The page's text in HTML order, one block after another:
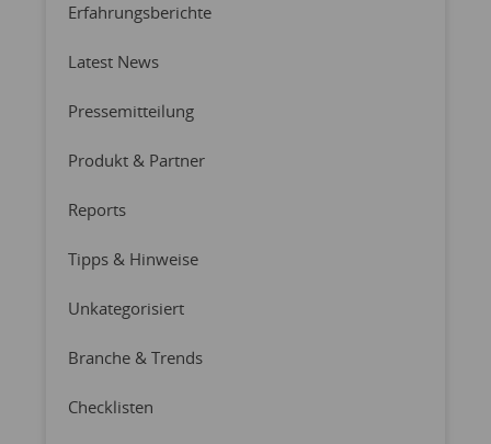
Erfahrungsberichte
Latest News
Pressemitteilung
Produkt & Partner
Reports
Tipps & Hinweise
Unkategorisiert
Branche & Trends
Checklisten